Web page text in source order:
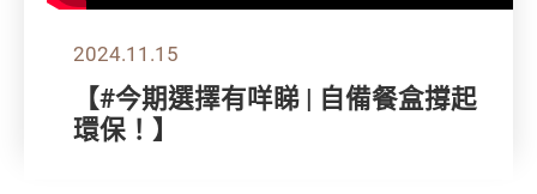
2024.11.15
【#今期選擇有咩睇 | 自備餐盒撐起
環保！】